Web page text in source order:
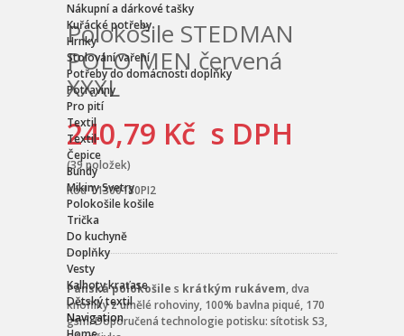
Nákupní a dárkové tašky
Kuřácké potřeby
Hrnky
Stolování vaření
Potřeby do domácnosti doplňky
Potraviny
Pro pití
Textil
Textil
Čepice
Bundy
Mikiny Svetry
Polokošile košile
Trička
Do kuchyně
Doplňky
Vesty
Kalhoty kraťase
Dětský textil
Navigation
Polokošile STEDMAN
POLO MEN červená
XXXL
240,79 Kč s DPH
(39položek)
KódT1300180PI2
Pánská polokošile s krátkým rukávem, dva
knoflíky z umělé rohoviny, 100% bavlna piqué, 170
gsm. Doporučená technologie potisku: sítotisk S3,